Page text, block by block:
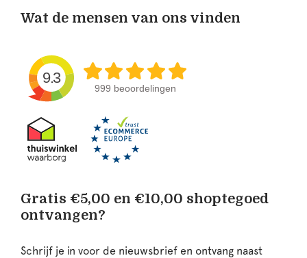
Wat de mensen van ons vinden
9.3
999 beoordelingen
Gratis €5,00 en €10,00 shoptegoed
ontvangen?
Schrijf je in voor de nieuwsbrief en ontvang naast